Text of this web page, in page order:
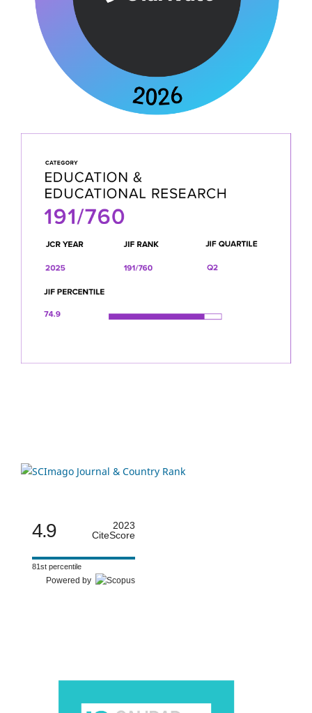
4.9
2023
CiteScore
81st percentile
Powered by